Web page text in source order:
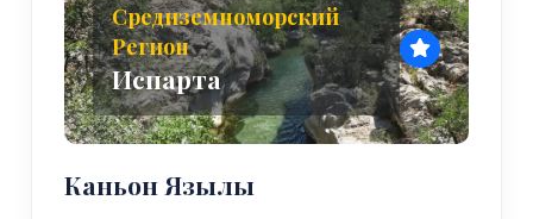
Средиземноморский
Регион
Испарта
Каньон Язылы